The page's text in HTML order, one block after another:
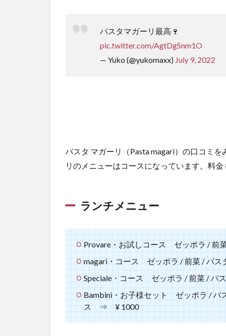
パスタマガーリ最高🍷
pic.twitter.com/AgtDgSnm1O
— Yuko (@yukomaxx) July 9, 2022
パスタ マガーリ（Pasta magari）の口コミ
リのメニューはコースになっています。料
ランチメニュー
Provare・お試しコース ゼッポラ /
magari・コース ゼッポラ / 前菜 / パ
Speciale・コース ゼッポラ / 前菜 /
Bambini・お子様セット ゼッポラ / パ
ス ⇒ ¥ 1000